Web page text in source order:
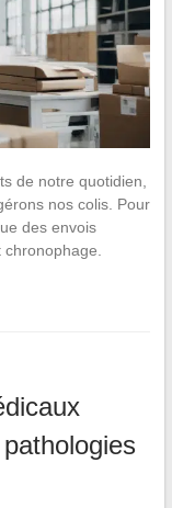
de notre quotidien,
nos colis. Pour
des envois
chronophage.